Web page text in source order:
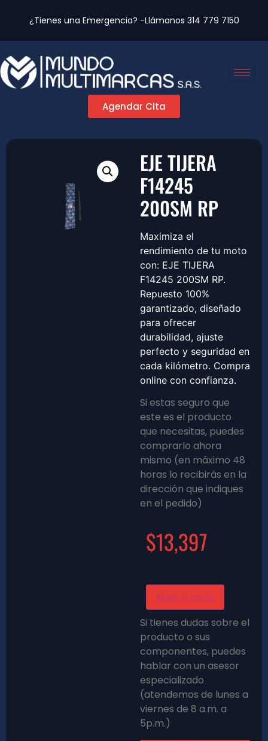
¿Tienes una Emergencia? -Llámanos 314 779 7150
Agendar Cita
EJE TIJERA
F14245
200SM RP
Maximiza el
rendimiento de tu moto
con: EJE TIJERA
F14245 200SM RP.
Repuesto 100%
garantizado, diseñado
para ofrecer
durabilidad, ajuste
perfecto y seguridad en
cada kilómetro. Compra
online con confianza.
Si estas seguro que
este es el producto
que necesitas, puedes
comprarlo ahora
mismo (en máximo 48
horas lo recibirás en la
dirección que indiques
en el pedido)
$13,397
Añadir al carrito
Si tienes dudas sobre el
producto o sus
componentes, puedes
hablar con un asesor
especializado
(atendemos de lunes a
viernes de 8 a.m. a
5p.m.)